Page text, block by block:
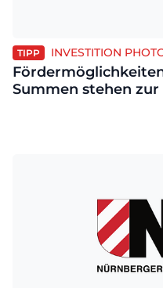
TIPP INVESTITION
Summen stehen